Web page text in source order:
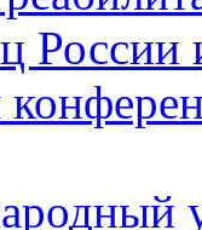
России